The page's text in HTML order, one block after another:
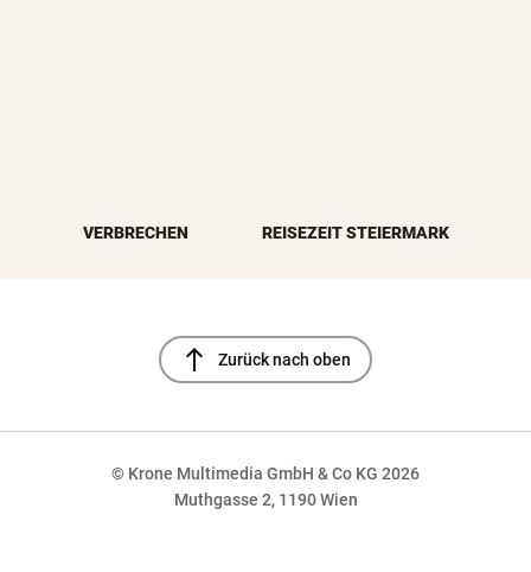
VERBRECHEN REISEZEIT STEIERMARK
north Zurück nach oben
© Krone Multimedia GmbH & Co KG 2026
Muthgasse 2, 1190 Wien